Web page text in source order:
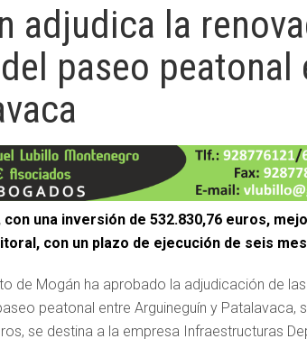
adjudica la
paseo
con una inversión de 532.830,76 euros,
con un plazo de ejecución de seis
de Mogán ha aprobado la adjudicación de
peatonal entre Arguineguín y Patalavaca,
se destina a la empresa Infraestructuras